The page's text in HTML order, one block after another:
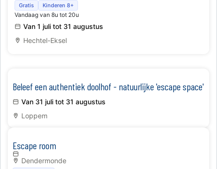
De Sint-Lambertuskerk bruist van het leven (en de
koelte)…..als jij dat wilt
Gratis Kinderen 8+
Vandaag van 8u tot 20u
Van 1 juli tot 31 augustus
Hechtel-Eksel
Beleef een authentiek doolhof - natuurlijke 'escape space'
Van 31 juli tot 31 augustus
Loppem
Escape room
Dendermonde